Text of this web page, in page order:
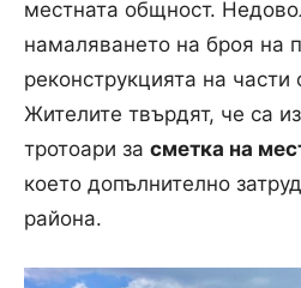
местната общност.
намаляването на броя на
реконструкцията на
Жителите твърдят, че са
тротоари за сметка на
което допълнително
района.